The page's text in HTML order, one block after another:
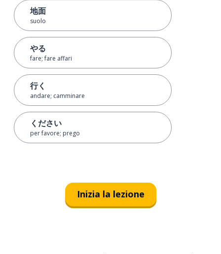
地面
suolo
やる
fare; fare affari
行く
andare; camminare
ください
per favore; prego
Inizia la lezione